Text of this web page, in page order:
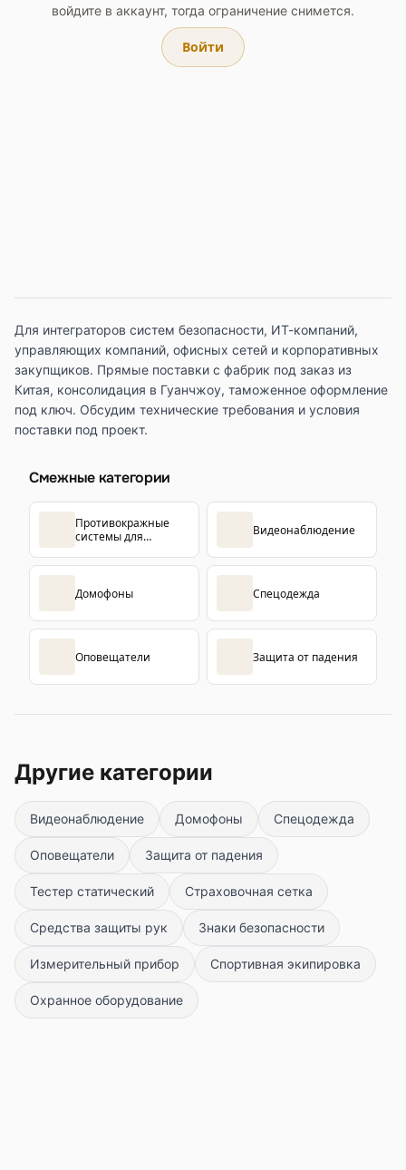
войдите в аккаунт, тогда ограничение снимется.
Войти
Для интеграторов систем безопасности, ИТ-компаний,
управляющих компаний, офисных сетей и корпоративных
закупщиков. Прямые поставки с фабрик под заказ из
Китая, консолидация в Гуанчжоу, таможенное оформление
под ключ. Обсудим технические требования и условия
поставки под проект.
Смежные категории
Противокражные
системы для
Видеонаблюдение
Домофоны Спецодежда
Оповещатели Защита от падения
Другие категории
Видеонаблюдение Домофоны Спецодежда
Оповещатели Защита от падения
Тестер статический Страховочная сетка
Средства защиты рук Знаки безопасности
Измерительный прибор Спортивная экипировка
Охранное оборудование